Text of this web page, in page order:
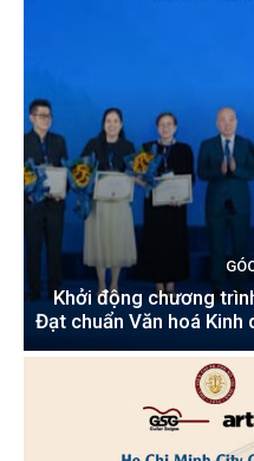
Khởi động chương
Đạt chuẩn Văn hoá Kinh